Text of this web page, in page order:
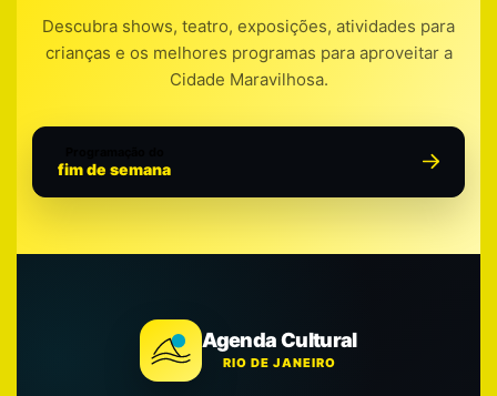
Descubra shows, teatro, exposições, atividades para
crianças e os melhores programas para aproveitar a
Cidade Maravilhosa.
fim de semana
Agenda Cultural
RIO DE JANEIRO